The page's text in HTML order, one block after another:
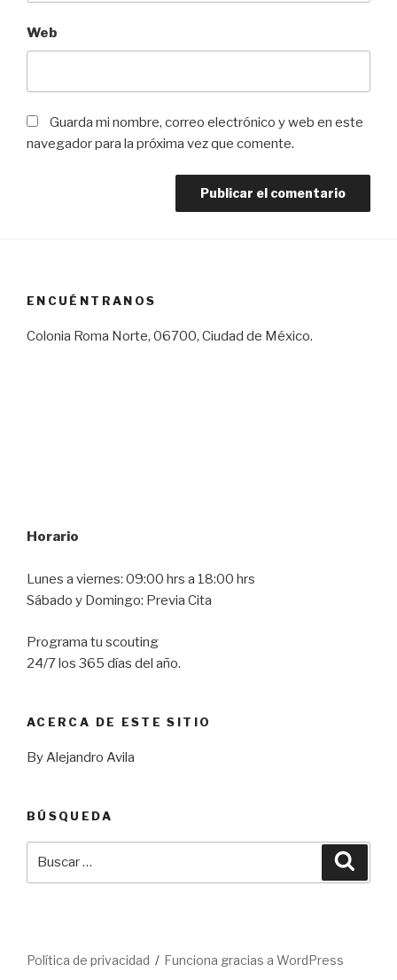
Web
Guarda mi nombre, correo electrónico y web en este
navegador para la próxima vez que comente.
ENCUÉNTRANOS
Colonia Roma Norte, 06700, Ciudad de México.
Horario
Lunes a viernes: 09:00 hrs a 18:00 hrs
Sábado y Domingo: Previa Cita
Programa tu scouting
24/7 los 365 días del año.
ACERCA DE ESTE SITIO
By Alejandro Avila
BÚSQUEDA
Política de privacidad Funciona gracias a WordPress